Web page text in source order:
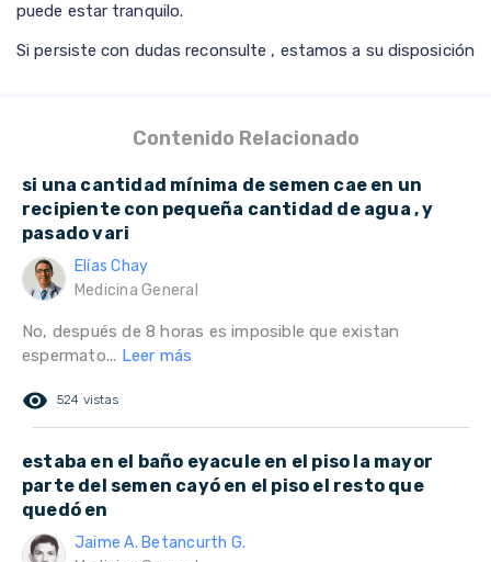
puede estar tranquilo.
Si persiste con dudas reconsulte , estamos a su disposición
Contenido Relacionado
si una cantidad mínima de semen cae en un
recipiente con pequeña cantidad de agua , y
pasado vari
Elías Chay
Medicina General
No, después de 8 horas es imposible que existan
espermato... Leer más
remove_red_eye 524 vistas
estaba en el baño eyacule en el piso la mayor
parte del semen cayó en el piso el resto que
quedó en
Jaime A. Betancurth G.